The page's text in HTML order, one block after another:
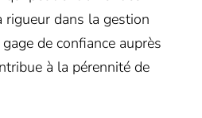
rigueur dans la gestion
de confiance auprès
à la pérennité de